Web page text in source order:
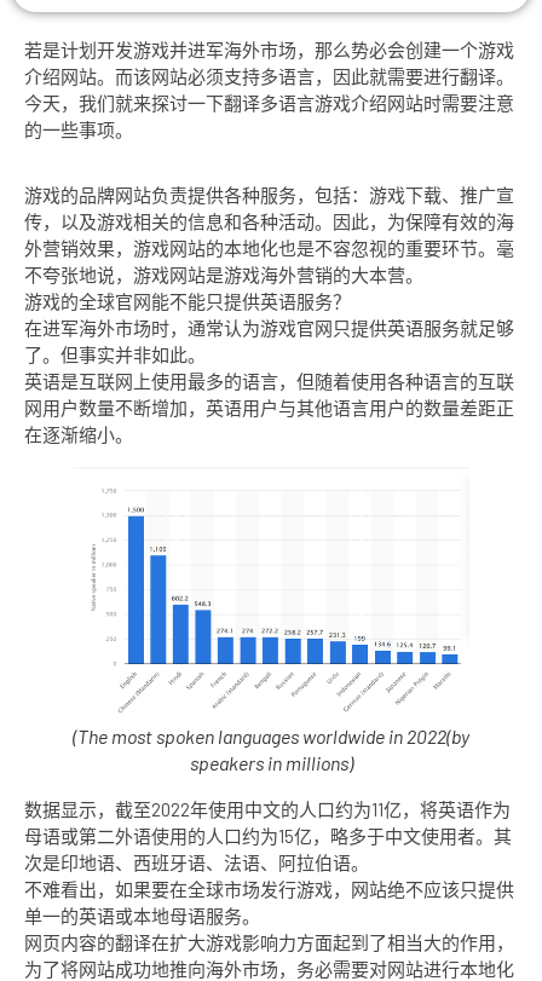
若是计划开发游戏并进军海外市场，那么势必会创建一个游戏
介绍网站。而该网站必须支持多语言，因此就需要进行翻译。
今天，我们就来探讨一下翻译多语言游戏介绍网站时需要注意
的一些事项。
游戏的品牌网站负责提供各种服务，包括：游戏下载、推广宣
传，以及游戏相关的信息和各种活动。因此，为保障有效的海
外营销效果，游戏网站的本地化也是不容忽视的重要环节。毫
不夸张地说，游戏网站是游戏海外营销的大本营。
游戏的全球官网能不能只提供英语服务？
在进军海外市场时，通常认为游戏官网只提供英语服务就足够
了。但事实并非如此。
英语是互联网上使用最多的语言，但随着使用各种语言的互联
网用户数量不断增加，英语用户与其他语言用户的数量差距正
在逐渐缩小。
(The most spoken languages worldwide in 2022(by
speakers in millions)
数据显示，截至2022年使用中文的人口约为11亿，将英语作为
母语或第二外语使用的人口约为15亿，略多于中文使用者。其
次是印地语、西班牙语、法语、阿拉伯语。
不难看出，如果要在全球市场发行游戏，网站绝不应该只提供
单一的英语或本地母语服务。
网页内容的翻译在扩大游戏影响力方面起到了相当大的作用，
为了将网站成功地推向海外市场，务必需要对网站进行本地化